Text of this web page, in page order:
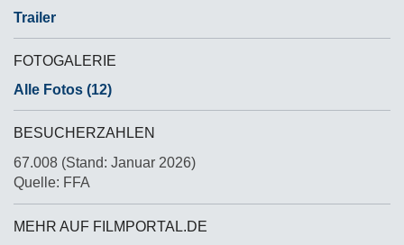
Trailer
FOTOGALERIE
Alle Fotos (12)
BESUCHERZAHLEN
67.008 (Stand: Januar 2026)
Quelle: FFA
MEHR AUF FILMPORTAL.DE